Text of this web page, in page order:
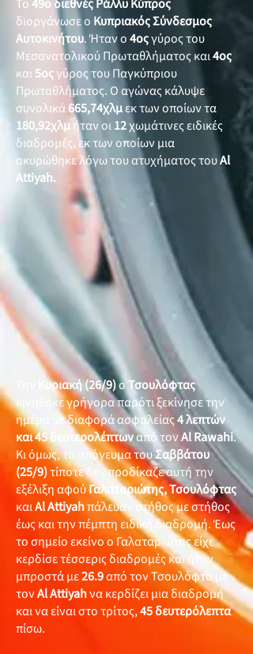
Το49ο διεθνές Ράλλυ Κύπρος
διοργάνωσε ο Κυπριακός Σύνδεσμος
Αυτοκινήτου. Ήταν ο4οςγύρος του
Μεσανατολικού Πρωταθλήματος και4ος
και5οςγύρος του Παγκύπριου
Πρωταθλήματος. Ο αγώνας κάλυψε
συνολικά665,74χλμεκ των οποίων τα
180,92χλμήταν οι12χωμάτινες ειδικές
διαδρομές, εκ των οποίων μια
ακυρώθηκε λόγω του ατυχήματος τουAl
Attiyah.
Κυριακή (26/9)οΤσουλόφτας
κινήθηκε γρήγορα παρότι ξεκίνησε την
ημέρα με διαφορά ασφαλείας4 λεπτών
και 45 δευτερολέπτωναπό τονAl Rawahi.
Κι όμως, το απόγευμα τουΣαββάτου
(25/9)τίποτε δεν προδίκαζε αυτή την
εξέλιξη αφούΓαλαταριώτης, Τσουλόφτας
καιAl Attiyahπάλευαν στήθος με στήθος
έως και την πέμπτη ειδική διαδρομή. Έως
το σημείο εκείνο ο Γαλαταριώτης είχε
κερδίσε τέσσερις διαδρομές και ήταν
μπροστά με26.9από τον Τσουλόφτα με
τονAl Attiyahνα κερδίζει μια διαδρομή
και να είναι στο τρίτος,45δευτερόλεπτα
πίσω.